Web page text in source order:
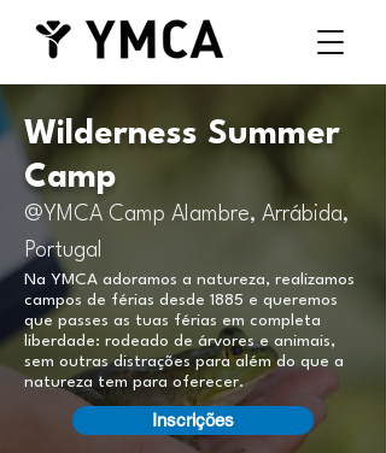
Wilderness Summer
Camp
@YMCA Camp Alambre, Arrábida,
Portugal
Na YMCA adoramos a natureza, realizamos
campos de férias desde 1885 e queremos
que passes as tuas férias em completa
liberdade: rodeado de árvores e animais,
sem outras distrações para além do que a
natureza tem para oferecer.
Inscrições